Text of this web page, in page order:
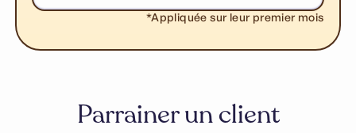
*Appliquée sur leur premier mois
Parrainer un client